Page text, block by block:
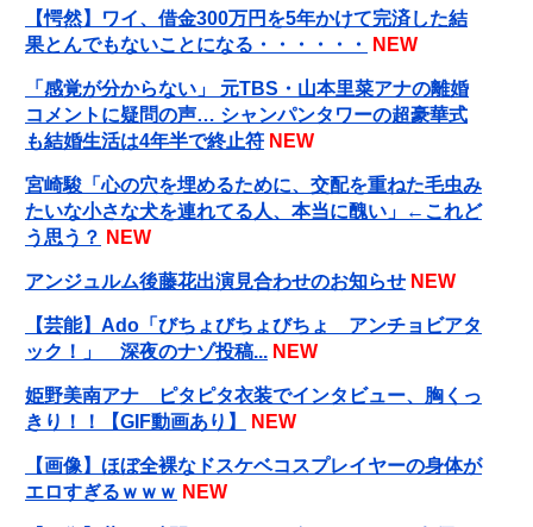
【愕然】ワイ、借金300万円を5年かけて完済した結
果とんでもないことになる・・・・・・
NEW
「感覚が分からない」 元TBS・山本里菜アナの離婚
コメントに疑問の声… シャンパンタワーの超豪華式
も結婚生活は4年半で終止符 NEW
宮崎駿「心の穴を埋めるために、交配を重ねた毛虫み
たいな小さな犬を連れてる人、本当に醜い」←これど
う思う？ NEW
アンジュルム後藤花出演見合わせのお知らせ NEW
【芸能】Ado「びちょびちょびちょ アンチョビアタ
ック！」 深夜のナゾ投稿... NEW
姫野美南アナ ピタピタ衣装でインタビュー、胸くっ
きり！！【GIF動画あり】
NEW
【画像】ほぼ全裸なドスケベコスプレイヤーの身体が
エロすぎるｗｗｗ NEW